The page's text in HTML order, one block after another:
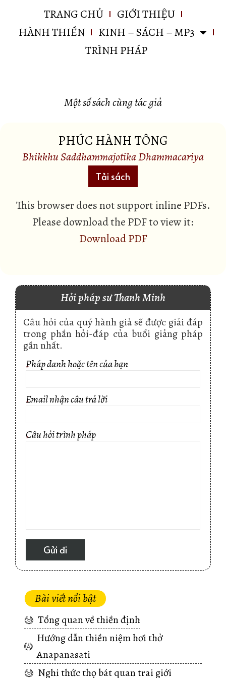
TRANG CHỦ
GIỚI THIỆU
HÀNH THIỀN
KINH – SÁCH – MP3
TRÌNH PHÁP
Một số sách cùng tác giả
PHÚC HÀNH TÔNG
Bhikkhu Saddhammajotika Dhammacariya
Tải sách
This browser does not support inline PDFs.
Please download the PDF to view it:
Download PDF
Hỏi pháp sư Thanh Minh
Câu hỏi của quý hành giả sẽ được giải đáp
trong phần hỏi-đáp của buổi giảng pháp
gần nhất.
Pháp danh hoặc tên của bạn
*
Email nhận câu trả lời
*
Câu hỏi trình pháp
*
Bài viết nổi bật
Tổng quan về thiền định
Hướng dẫn thiền niệm hơi thở
Anapanasati
Nghi thức thọ bát quan trai giới